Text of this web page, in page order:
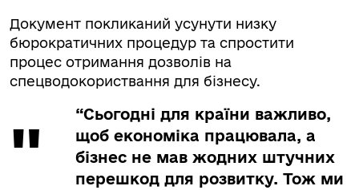
Документ покликаний усунути низку
бюрократичних процедур та спростити
процес отримання дозволів на
спецводокориствання для бізнесу.
“Сьогодні для країни важливо,
щоб економіка працювала, а
бізнес не мав жодних штучних
перешкод для розвитку. Тож ми